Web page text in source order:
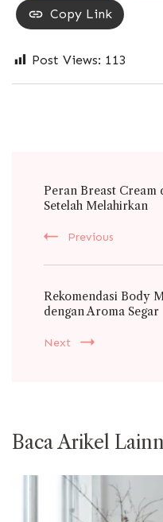
Copy Link
Post Views: 113
Navigation
Peran Breast Cream
Setelah Melahirkan
Previous
Rekomendasi Body
dengan Aroma Segar
Next
Baca Arikel